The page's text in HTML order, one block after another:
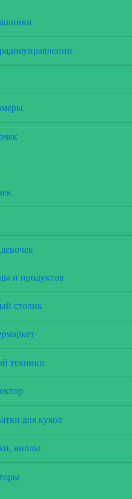
и продуктов
столик
техники
для кукол
виллы